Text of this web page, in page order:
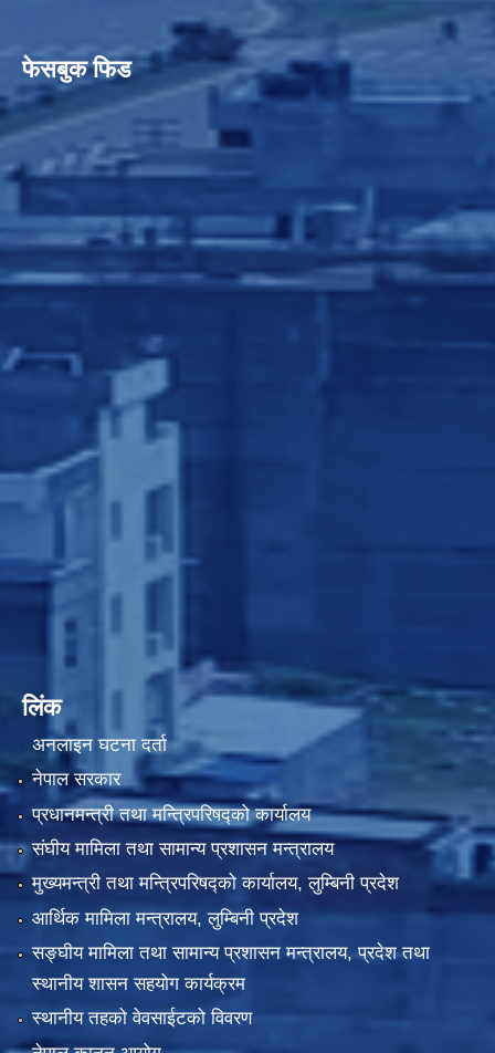
फेसबुक फिड
लिंक
अनलाइन घटना दर्ता
नेपाल सरकार
प्रधानमन्त्री तथा मन्त्रिपरिषद्को कार्यालय
संघीय मामिला तथा सामान्य प्रशासन मन्त्रालय
मुख्यमन्त्री तथा मन्त्रिपरिषद्को कार्यालय, लुम्बिनी प्रदेश
आर्थिक मामिला मन्त्रालय, लुम्बिनी प्रदेश
सङ्घीय मामिला तथा सामान्य प्रशासन मन्त्रालय, प्रदेश तथा
स्थानीय शासन सहयोग कार्यक्रम
स्थानीय तहको वेवसाईटको विवरण